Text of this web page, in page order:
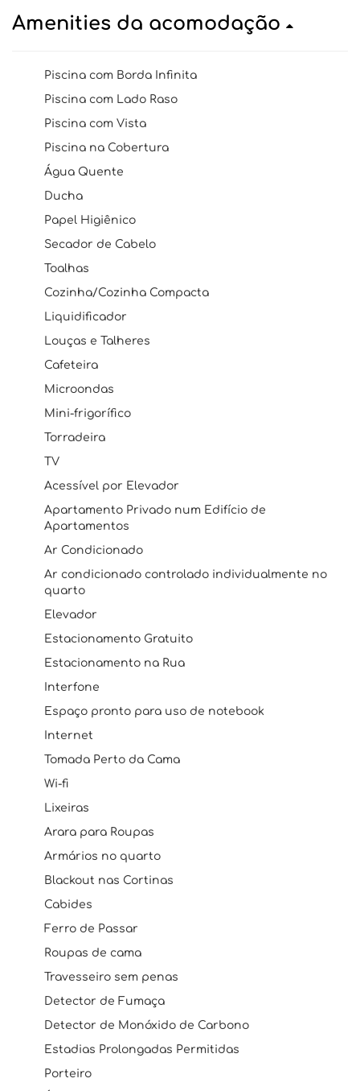
Amenities da acomodação
Piscina com Borda Infinita
Piscina com Lado Raso
Piscina com Vista
Piscina na Cobertura
Água Quente
Ducha
Papel Higiênico
Secador de Cabelo
Toalhas
Cozinha/Cozinha Compacta
Liquidificador
Louças e Talheres
Cafeteira
Microondas
Mini-frigorífico
Torradeira
TV
Acessível por Elevador
Apartamento Privado num Edifício de
Apartamentos
Ar Condicionado
Ar condicionado controlado individualmente no
quarto
Elevador
Estacionamento Gratuito
Estacionamento na Rua
Interfone
Espaço pronto para uso de notebook
Internet
Tomada Perto da Cama
Wi-fi
Lixeiras
Arara para Roupas
Armários no quarto
Blackout nas Cortinas
Cabides
Ferro de Passar
Roupas de cama
Travesseiro sem penas
Detector de Fumaça
Detector de Monóxido de Carbono
Estadias Prolongadas Permitidas
Porteiro